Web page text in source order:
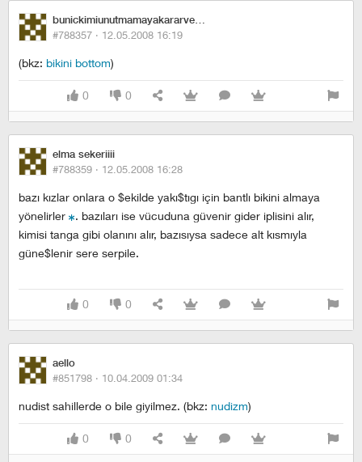
#788357 · 12.05.2008 16:19
(bkz: bikini bottom)
0 0
elma sekeriiii
#788359 · 12.05.2008 16:28
bazı kızlar onlara o $ekilde yakı$tıgı için bantlı bikini almaya
yönelirler
. bazıları ise vücuduna güvenir gider iplisini alır,
kimisi tanga gibi olanını alır, bazısıysa sadece alt kısmıyla
güne$lenir sere serpile.
0 0
aello
#851798 · 10.04.2009 01:34
nudist sahillerde o bile giyilmez. (bkz: nudizm)
0 0